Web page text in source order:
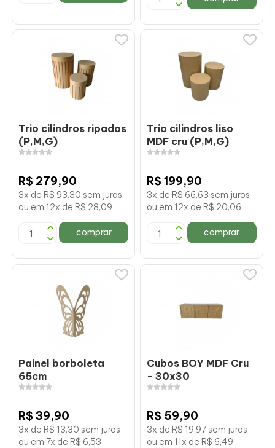
Trio cilindros ripados
(P,M,G)
R$ 279,90
3x de R$ 93,30 sem juros
ou em 12x de R$ 28,09
comprar
Trio cilindros liso
MDF cru (P,M,G)
R$ 199,90
3x de R$ 66,63 sem juros
ou em 12x de R$ 20,06
comprar
Painel borboleta
65cm
R$ 39,90
3x de R$ 13,30 sem juros
ou em 7x de R$ 6,53
Cubos BOY MDF Cru
- 30x30
R$ 59,90
3x de R$ 19,97 sem juros
ou em 11x de R$ 6,49